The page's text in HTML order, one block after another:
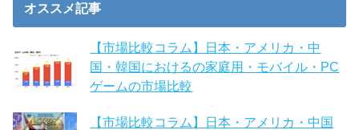
オススメ記事
【市場比較コラム】日本・アメリカ・中
国・韓国におけるの家庭用・モバイル・PC
ゲームの市場比較
【市場比較コラム】日本・アメリカ・中国